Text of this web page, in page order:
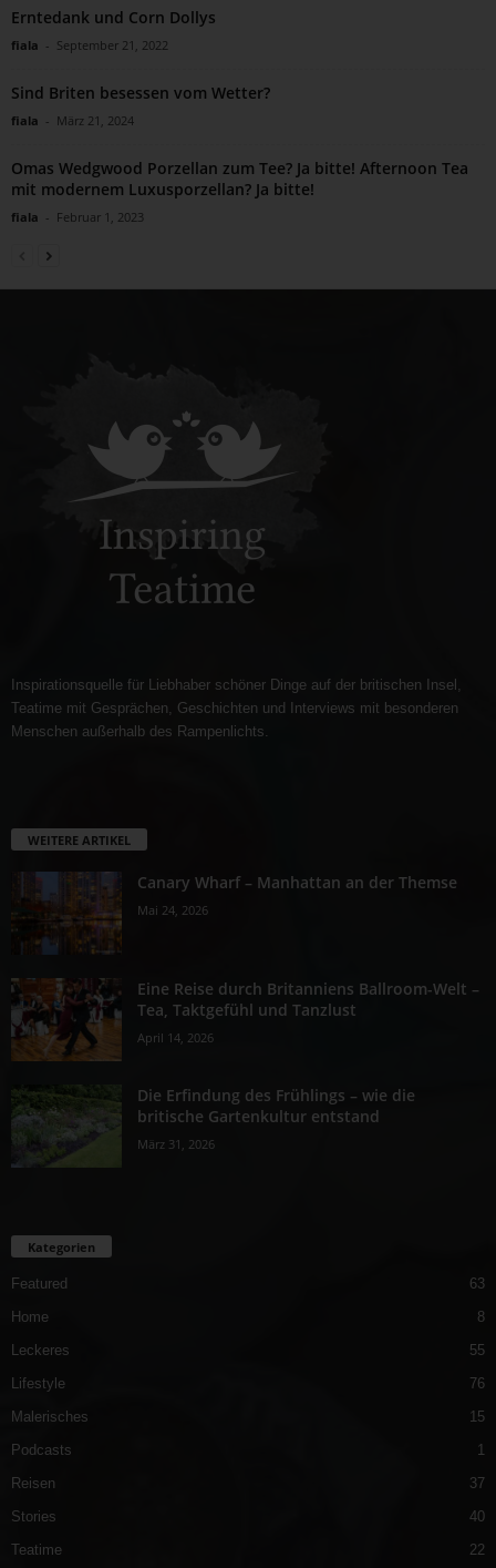
Erntedank und Corn Dollys
fiala - September 21, 2022
Sind Briten besessen vom Wetter?
fiala - März 21, 2024
Omas Wedgwood Porzellan zum Tee? Ja bitte! Afternoon Tea
mit modernem Luxusporzellan? Ja bitte!
fiala - Februar 1, 2023
Inspirationsquelle für Liebhaber schöner Dinge auf der britischen Insel,
Teatime mit Gesprächen, Geschichten und Interviews mit besonderen
Menschen außerhalb des Rampenlichts.
WEITERE ARTIKEL
Canary Wharf – Manhattan an der Themse
Mai 24, 2026
Eine Reise durch Britanniens Ballroom-Welt –
Tea, Taktgefühl und Tanzlust
April 14, 2026
Die Erfindung des Frühlings – wie die
britische Gartenkultur entstand
März 31, 2026
Kategorien
Featured
63
Home
8
Leckeres
55
Lifestyle
76
Malerisches
15
Podcasts
1
Reisen
37
Stories
40
Teatime
22